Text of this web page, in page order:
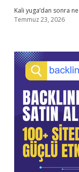
Kali yuga’dan sonra
Temmuz 23, 2026